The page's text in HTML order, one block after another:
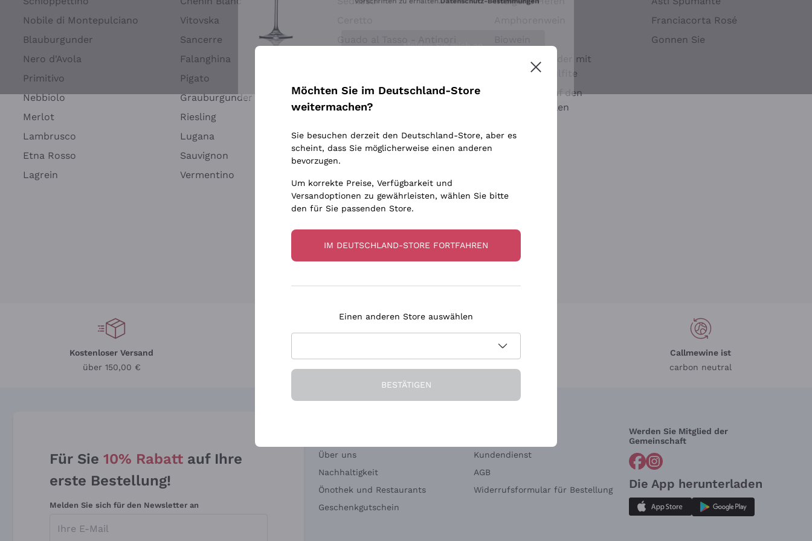
Nobile di Montepulciano
Blauburgunder
Nero d'Avola
Primitivo
Nebbiolo
Merlot
Lambrusco
Etna Rosso
Lagrein
Vitovska
Sancerre
Falanghina
Pigato
Grauburgunder
Riesling
Lugana
Sauvignon
Vermentino
Guado al Tasso - Antinori
Ca' dei Frati
Biondi Santi
Quintarelli Giuseppe
Rinaldi Giuseppe
Egly Ouriet
Jacquesson
Agrapart
Ohne Sulfit oder mit
minimalen Sulfite
Maischung auf den
Traubenschalen
Franciacorta Rosé
Gonnen Sie
Kostenloser Versand
über 150,00 €
in Deutschland
in 3 Raten
Callmewine ist
carbon neutral
Für Sie 10% Rabatt auf Ihre
erste Bestellung!
Melden Sie sich für den Newsletter an
Über uns
Nachhaltigkeit
Önothek und Restaurants
Geschenkgutschein
Kundendienst
AGB
Widerrufsformular für Bestellung
Werden Sie Mitglied der
Gemeinschaft
Die App herunterladen
Möchten Sie im Deutschland-Store
weitermachen?
Sie besuchen derzeit den Deutschland-Store, aber es
scheint, dass Sie möglicherweise einen anderen
bevorzugen.
Um korrekte Preise, Verfügbarkeit und
Versandoptionen zu gewährleisten, wählen Sie bitte
den für Sie passenden Store.
IM DEUTSCHLAND-STORE FORTFAHREN
Einen anderen Store auswählen
BESTÄTIGEN